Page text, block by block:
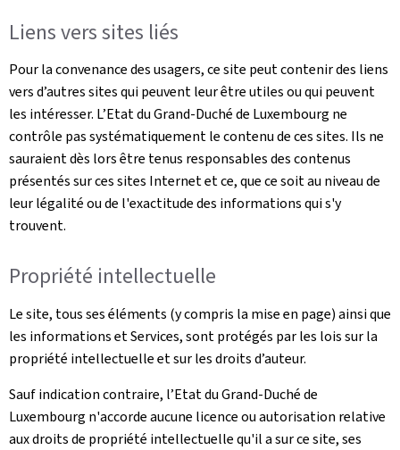
Liens vers sites liés
Pour la convenance des usagers, ce site peut contenir des liens
vers d’autres sites qui peuvent leur être utiles ou qui peuvent
les intéresser. L’Etat du Grand-Duché de Luxembourg ne
contrôle pas systématiquement le contenu de ces sites. Ils ne
sauraient dès lors être tenus responsables des contenus
présentés sur ces sites Internet et ce, que ce soit au niveau de
leur légalité ou de l'exactitude des informations qui s'y
trouvent.
Propriété intellectuelle
Le site, tous ses éléments (y compris la mise en page) ainsi que
les informations et Services, sont protégés par les lois sur la
propriété intellectuelle et sur les droits d’auteur.
Sauf indication contraire, l’Etat du Grand-Duché de
Luxembourg n'accorde aucune licence ou autorisation relative
aux droits de propriété intellectuelle qu'il a sur ce site, ses